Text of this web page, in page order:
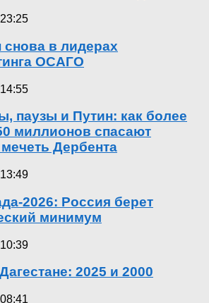
снова в лидерах
ОСАГО
паузы и Путин: как более
миллионов спасают
Дербента
2026: Россия берет
минимум
2025 и 2000